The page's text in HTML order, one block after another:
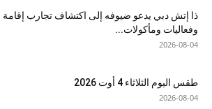
ذا إتش دبي يدعو ضيوفه إلى اكتشاف تجارب إقامة
وفعاليات ومأكولات...
2026-08-04
طقس اليوم الثلاثاء 4 أوت 2026
2026-08-04